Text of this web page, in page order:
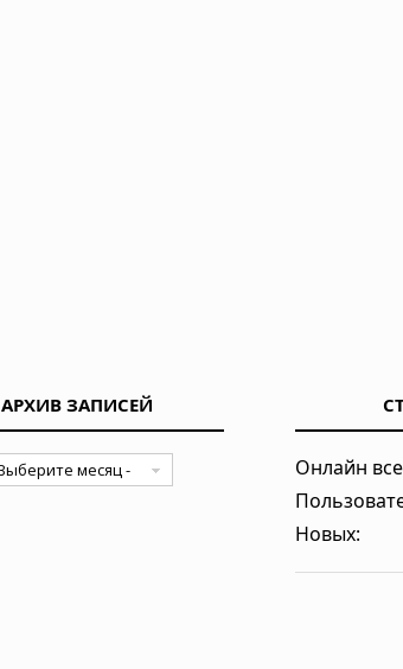
«Во все тяжкие»: как учитель химии
20.06.2026 в 05:57
Мужская одежда: от классики до
АРХИВ ЗАПИСЕЙ
Онлайн
Новых: